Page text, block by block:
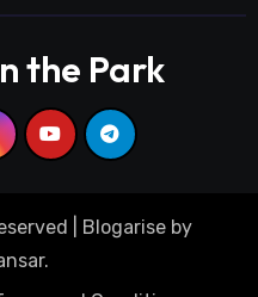
the Park
Blogarise by
.